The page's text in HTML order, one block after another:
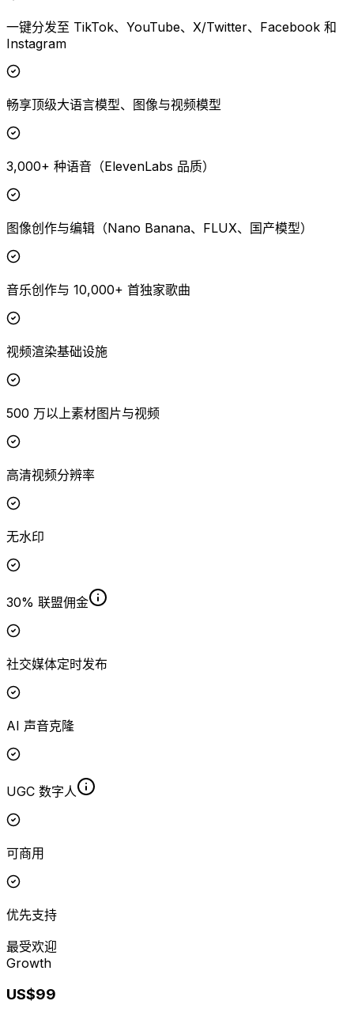
一键分发至 TikTok、YouTube、X/Twitter、Facebook 和
Instagram
畅享顶级大语言模型、图像与视频模型
3,000+ 种语音（ElevenLabs 品质）
图像创作与编辑（Nano Banana、FLUX、国产模型）
音乐创作与 10,000+ 首独家歌曲
视频渲染基础设施
500 万以上素材图片与视频
高清视频分辨率
无水印
30% 联盟佣金
社交媒体定时发布
AI 声音克隆
UGC 数字人
可商用
优先支持
最受欢迎
Growth
US$99